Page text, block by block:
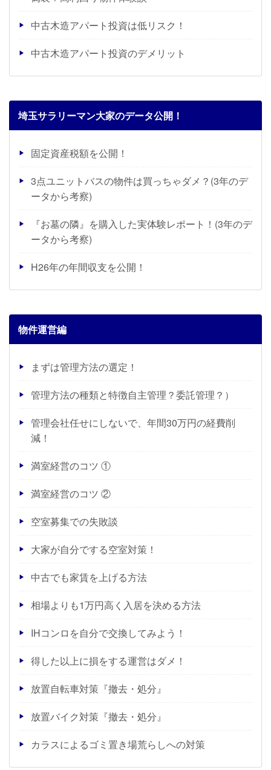
中古木造アパート投資は低リスク！
中古木造アパート投資のデメリット
埼玉サラリーマン大家のデータ公開！
固定資産税額を公開！
3点ユニットバスの物件は買っちゃダメ？(3年のデ
ータから考察)
『お墓の隣』を購入した実体験レポート！(3年のデ
ータから考察)
H26年の年間収支を公開！
物件運営編
まずは管理方法の選定！
管理方法の種類と特徴自主管理？委託管理？）
管理会社任せにしないで、年間30万円の経費削
減！
満室経営のコツ ①
満室経営のコツ ②
空室募集での失敗談
大家が自分でする空室対策！
中古でも家賃を上げる方法
相場よりも1万円高く入居を決める方法
IHコンロを自分で交換してみよう！
得した以上に損をする運営はダメ！
放置自転車対策『撤去・処分』
放置バイク対策『撤去・処分』
カラスによるゴミ置き場荒らしへの対策